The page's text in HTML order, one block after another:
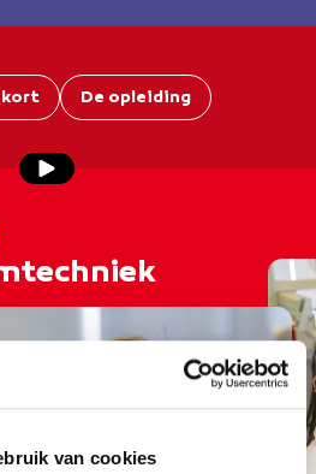
van cookies
kort De opleiding